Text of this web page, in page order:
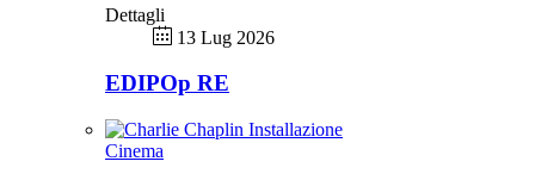
Dettagli
13 Lug 2026
EDIPOp RE
Cinema